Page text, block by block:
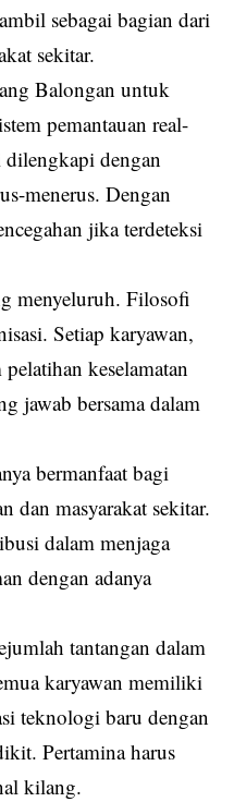
sebagai bagian dari
sekitar.
Balongan untuk
pemantauan real-
dengan
menerus. Dengan
jika terdeteksi
menyeluruh. Filosofi
Setiap karyawan,
keselamatan
jawab bersama dalam
bermanfaat bagi
dan masyarakat sekitar.
dalam menjaga
dengan adanya
tantangan dalam
karyawan memiliki
teknologi baru dengan
Pertamina harus
kilang.